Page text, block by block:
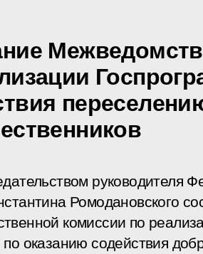
руководителя
Ромодановского
комиссии по
оказанию содействия